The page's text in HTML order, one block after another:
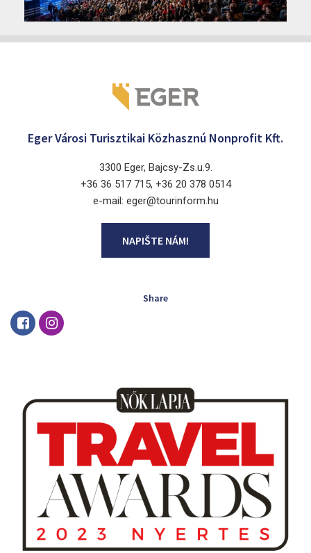
2026. červen 19. - 2026. srpen 28.
Márai Központ, Eger 3300, Szépasszony-völgy 35.
Eger Városi Turisztikai Közhasznú Nonprofit Kft.
3300 Eger, Bajcsy-Zs.u.9.
+36 36 517 715, +36 20 378 0514
e-mail: eger@tourinform.hu
NAPIŠTE NÁM!
Share